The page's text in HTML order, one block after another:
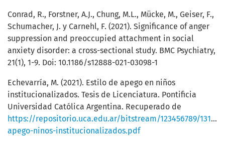
Conrad, R., Forstner, A.J., Chung, M.L., Mücke, M., Geiser, F.,
Schumacher, J. y Carnehl, F. (2021). Significance of anger
suppression and preoccupied attachment in social
anxiety disorder: a cross-sectional study. BMC Psychiatry,
21(1), 1-9. Doi: 10.1186/s12888-021-03098-1
Echevarría, M. (2021). Estilo de apego en niños
institucionalizados. Tesis de Licenciatura. Pontificia
Universidad Católica Argentina. Recuperado de
https://repositorio.uca.edu.ar/bitstream/123456789/
apego-ninos-institucionalizados.pdf